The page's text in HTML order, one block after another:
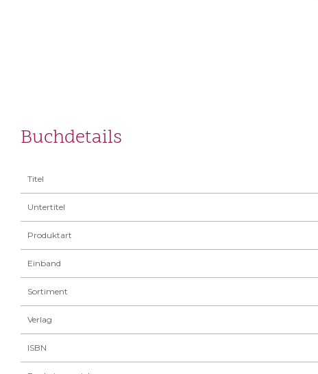
Buchdetails
Titel
Untertitel
Produktart
Einband
Sortiment
Verlag
ISBN